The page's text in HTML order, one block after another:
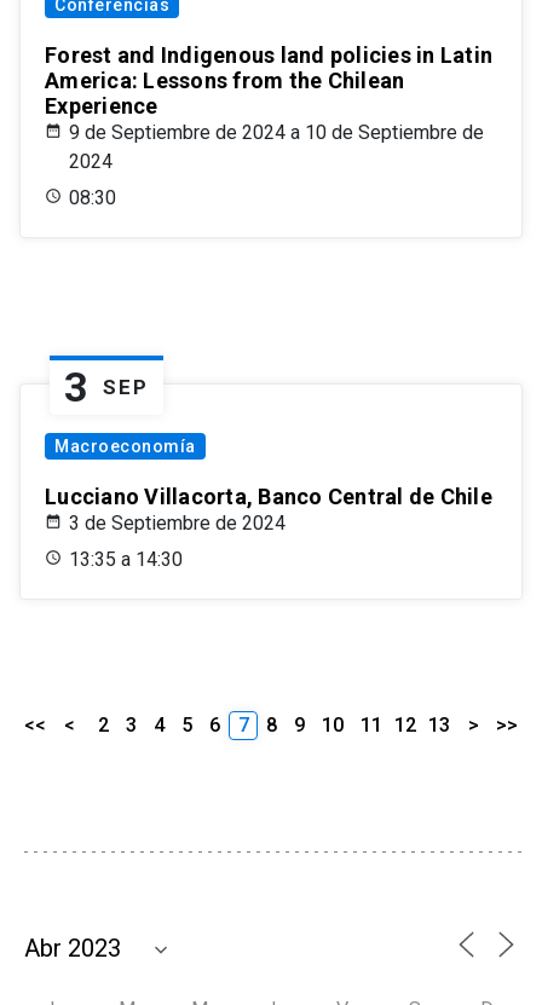
Conferencias
Forest and Indigenous land policies in Latin
America: Lessons from the Chilean
Experience
9 de Septiembre de 2024 a 10 de Septiembre de
2024
08:30
3 SEP
Macroeconomía
Lucciano Villacorta, Banco Central de Chile
3 de Septiembre de 2024
13:35 a 14:30
<< < 2 3 4 5 6 7 8 9 10 11 12 13 > >>